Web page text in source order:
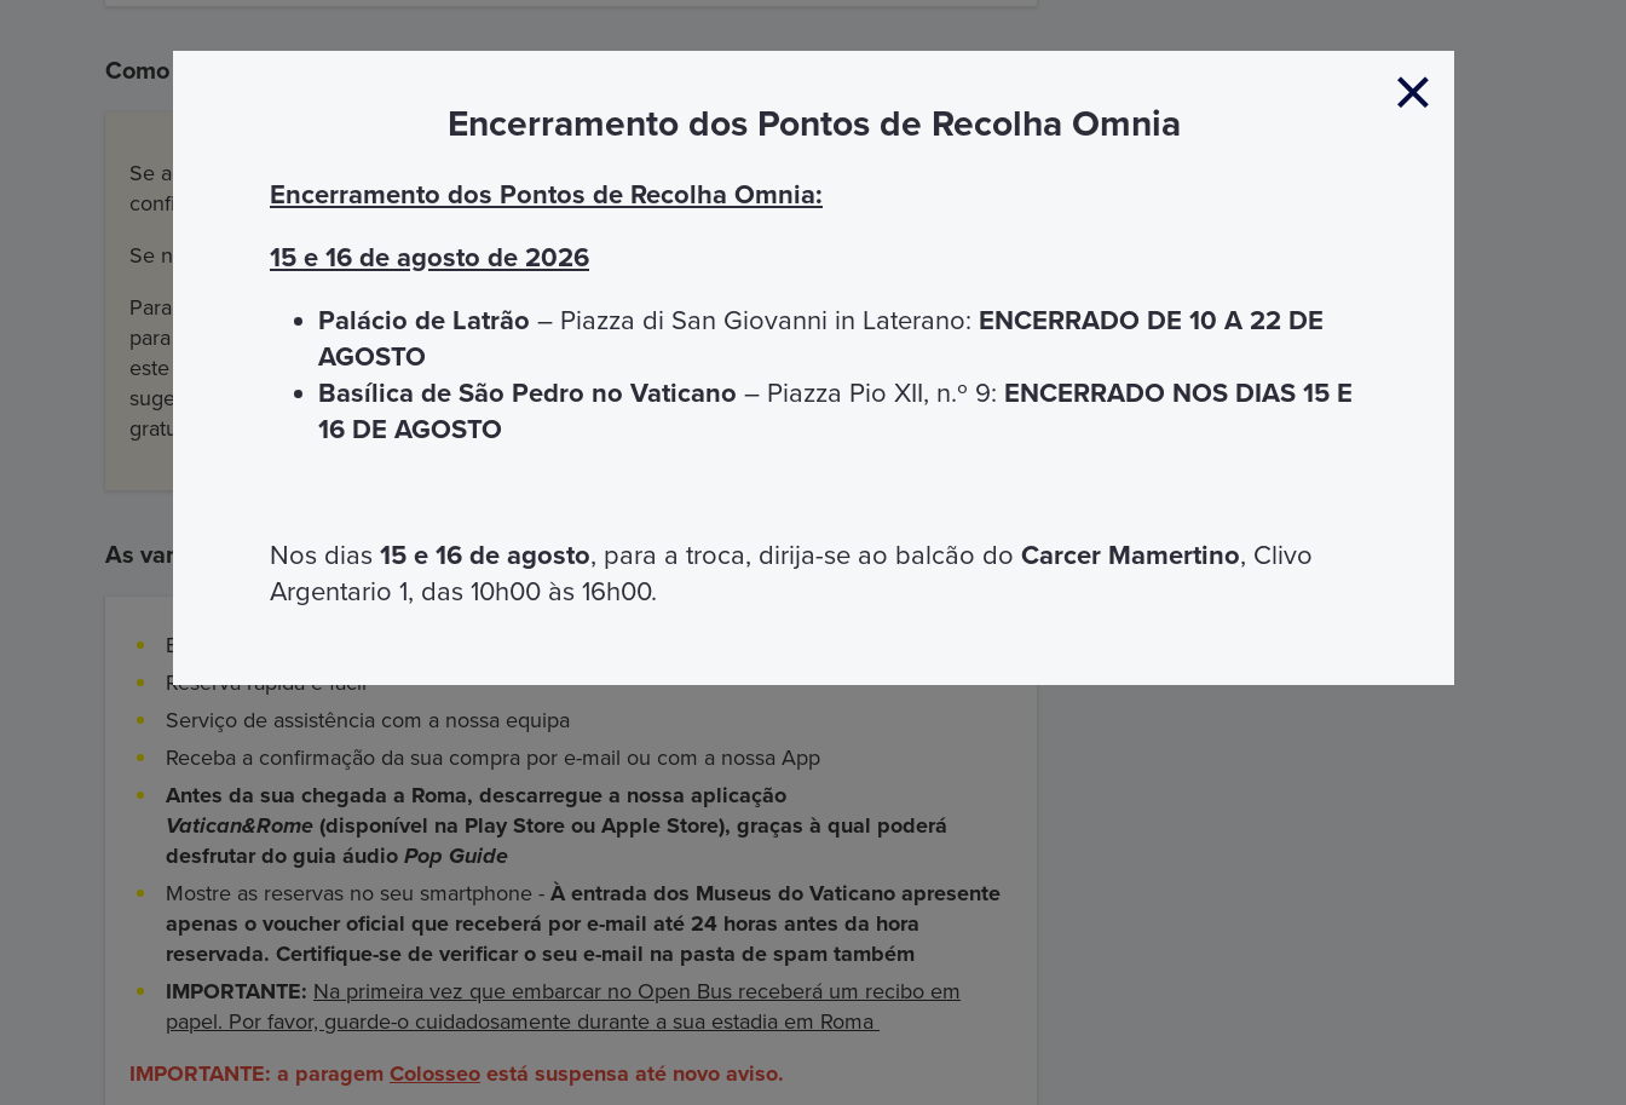
Como funciona o pacote OMNIA Card
Se adquiriu o Cartão OMNIA no nosso site para utilizar os seus serviços, utilize o e-mail de
confirmação de compra e os códigos QR nele contidos.
Se necessário, os nossosescritóriosestão sempre à sua disposição.
Para a maioria dos locais incluídos no Cartão OMNIA , é fornecida entrada gratuita e sem filas
para todas as
pessoas com deficiênciacom certificação que aguardam incapacidade. Por
este motivo, a compra do Cartão Omnia
sugere-se que se verifique se é necessário um grau específico de deficiência para a
gratuitidade do cartão.
As vantagens
Entradas preferenciais em todos os locais incluídos no cartão
Reserva rápida e fácil
Serviço de assistência com a nossa equipa
Receba a confirmação da sua compra por e-mail ou com a nossa App
Antes da sua chegada a Roma, descarregue a nossa aplicação
Vatican&Rome (disponível na Play Store ou Apple Store), graças à qual poderá
desfrutar do guia áudio Pop Guide
Mostre as reservas no seu smartphone - À entrada dos Museus do Vaticano apresente
apenas o voucher oficial que receberá por e-mail até 24 horas antes da hora
reservada. Certifique-se de verificar o seu e-mail na pasta de spam também
IMPORTANTE: Na primeira vez que embarcar no Open Bus receberá um recibo em
papel. Por favor, guarde-o cuidadosamente durante a sua estadia em Roma
IMPORTANTE: a paragem Colosseo está suspensa até novo aviso.
Encerramento dos Pontos de Recolha Omnia
Encerramento dos Pontos de Recolha Omnia:
15 e 16 de agosto de 2026
Palácio de Latrão – Piazza di San Giovanni in Laterano: ENCERRADO DE 10 A 22 DE
AGOSTO
Basílica de São Pedro no Vaticano – Piazza Pio XII, n.º 9: ENCERRADO NOS DIAS 15 E
16 DE AGOSTO
Nos dias 15 e 16 de agosto, para a troca, dirija-se ao balcão do Carcer Mamertino, Clivo
Argentario 1, das 10h00 às 16h00.